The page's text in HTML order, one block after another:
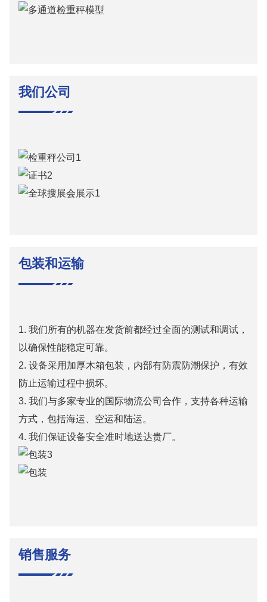
我们公司
包装和运输
1. 我们所有的机器在发货前都经过全面的测试和调试，
以确保性能稳定可靠。
2. 设备采用加厚木箱包装，内部有防震防潮保护，有效
防止运输过程中损坏。
3. 我们与多家专业的国际物流公司合作，支持各种运输
方式，包括海运、空运和陆运。
4. 我们保证设备安全准时地送达贵厂。
销售服务